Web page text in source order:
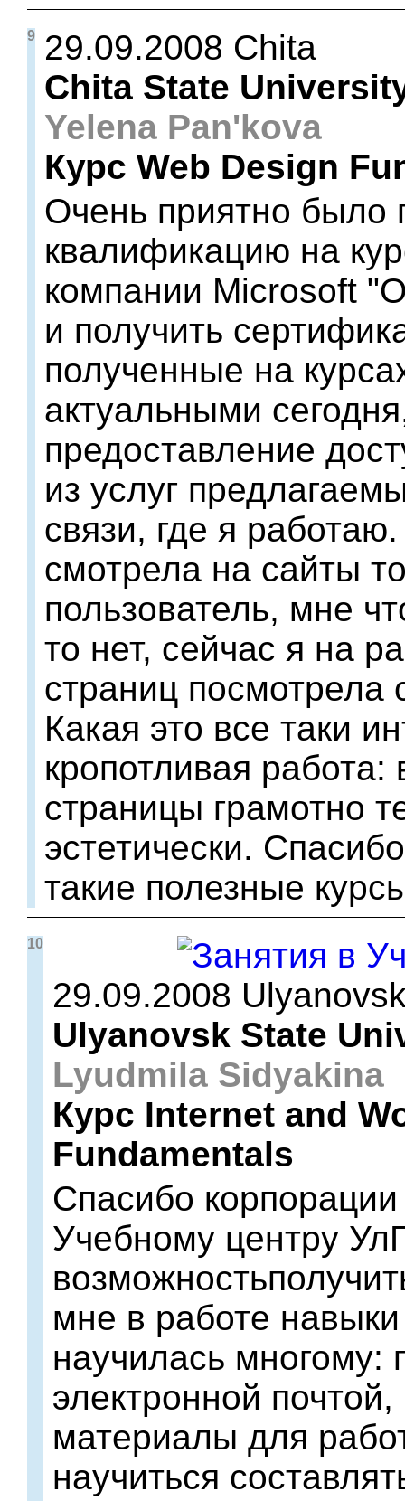
9
29.09.2008 Chita
Chita State
Yelena Pan'kova
Курс Web Design
Очень приятно было
квалификацию на
компании Microsoft
и получить
полученные на
актуальными
предоставление
из услуг
связи, где я
смотрела на сайты
пользователь, мне
то нет, сейчас я на
страниц посмотрела
Какая это все таки
кропотливая
страницы грамотно
эстетически.
такие полезные
10
29.09.2008
Ulyanovsk State
Lyudmila Sidyakina
Курс Internet and
Fundamentals
Спасибо
Учебному центру
мне в работе
научилась многому:
электронной
материалы для
научиться